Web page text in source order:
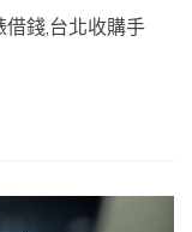
錢,台北收購手